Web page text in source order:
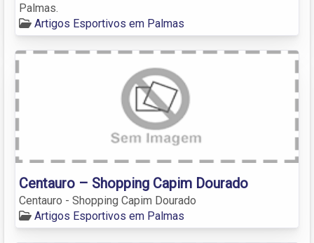
Palmas.
Artigos Esportivos em Palmas
Centauro – Shopping Capim Dourado
Centauro - Shopping Capim Dourado
Artigos Esportivos em Palmas